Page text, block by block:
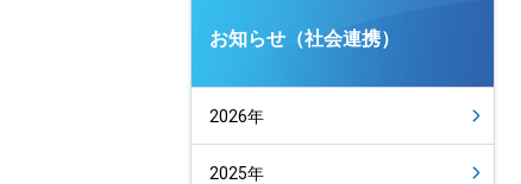
お知らせ（社会連携）
2026年
2025年